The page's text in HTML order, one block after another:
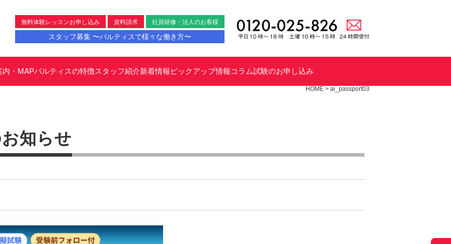
無料体験レッスンお申し込み 資料請求 社員研修・法人のお客様
スタッフ募集 〜パルティスで様々な働き方〜
内・MAPパルティスの特徴スタッフ紹介新着情報ピックアップ情報コラム試験のお申し込み
HOME > ai_passport03
知らせ